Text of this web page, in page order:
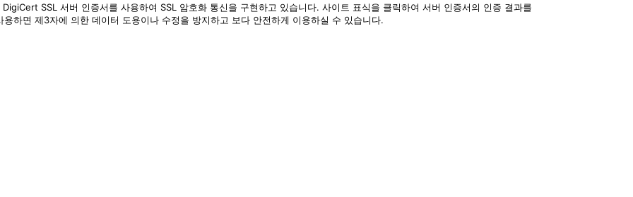
SSL 서버 인증서를 사용하여 SSL 암호화 통신을 구현하고 있습니다. 사이트 표식을 클릭하여 서버 인증서의 인증 결과를
하면 제3자에 의한 데이터 도용이나 수정을 방지하고 보다 안전하게 이용하실 수 있습니다.